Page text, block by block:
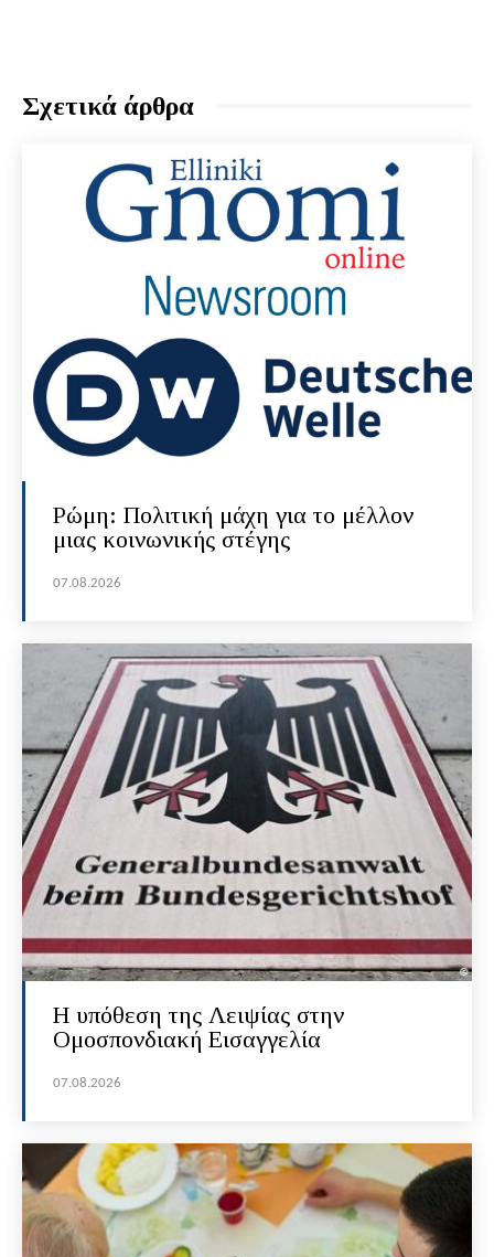
Σχετικά άρθρα
Ρώμη: Πολιτική μάχη για το μέλλον
μιας κοινωνικής στέγης
07.08.2026
Η υπόθεση της Λειψίας στην
Ομοσπονδιακή Εισαγγελία
07.08.2026